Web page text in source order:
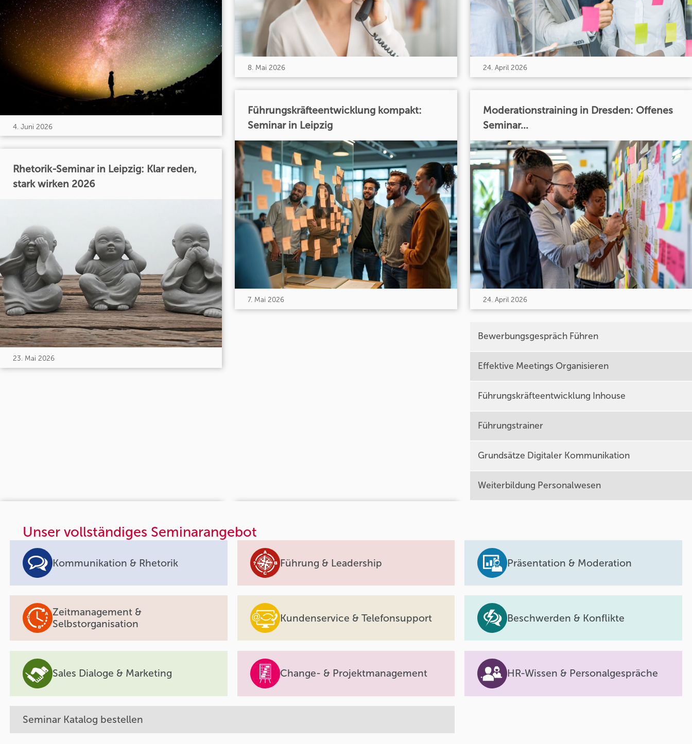
4. Juni 2026
Rhetorik-Seminar in Leipzig: Klar reden,
stark wirken 2026
23. Mai 2026
8. Mai 2026
Führungskräfteentwicklung kompakt:
Seminar in Leipzig
7. Mai 2026
24. April 2026
Moderationstraining in Dresden: Offenes
Seminar...
24. April 2026
Bewerbungsgespräch Führen
Effektive Meetings Organisieren
Führungskräfteentwicklung Inhouse
Führungstrainer
Grundsätze Digitaler Kommunikation
Weiterbildung Personalwesen
Unser vollständiges Seminarangebot
Kommunikation & Rhetorik Führung & Leadership Präsentation & Moderation
Zeitmanagement &
Selbstorganisation
Kundenservice & Telefonsupport Beschwerden & Konflikte
Sales Dialoge & Marketing Change- & Projektmanagement HR-Wissen & Personalgespräche
Seminar Katalog bestellen